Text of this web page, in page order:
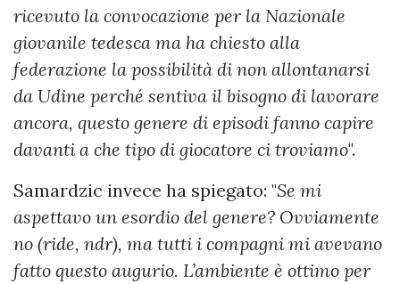
ricevuto la convocazione per la Nazionale
giovanile tedesca ma ha chiesto alla
federazione la possibilità di non allontanarsi
da Udine perché sentiva il bisogno di lavorare
ancora, questo genere di episodi fanno capire
davanti a che tipo di giocatore ci troviamo".
Samardzic invece ha spiegato: "Se mi
aspettavo un esordio del genere? Ovviamente
no (ride, ndr), ma tutti i compagni mi avevano
fatto questo augurio. L’ambiente è ottimo per